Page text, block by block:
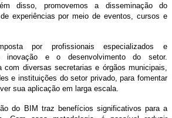
disso, promovemos a disseminação do
experiências por meio de eventos, cursos e
por profissionais especializados e
inovação e o desenvolvimento do setor.
com diversas secretarias e órgãos municipais,
e instituições do setor privado, para fomentar
sua aplicação em larga escala.
do BIM traz benefícios significativos para a